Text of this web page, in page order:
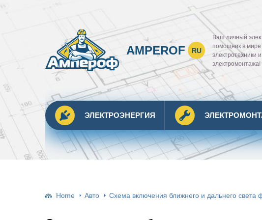
AMPEROF RU
Ваш личный
помощник в мире
электротехники и
электромонтажа!
ЭЛЕКТРОЭНЕРГИЯ
Home Авто Cхема включения ближнего и дальнего света